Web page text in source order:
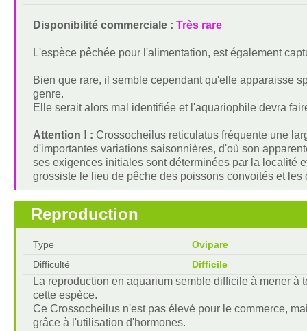
Disponibilité commerciale : Très rare
L'espèce pêchée pour l'alimentation, est également
Bien que rare, il semble cependant qu'elle apparaisse
genre.
Elle serait alors mal identifiée et l'aquariophile devra
Attention ! : Crossocheilus reticulatus fréquente une
d'importantes variations saisonnières, d'où son
ses exigences initiales sont déterminées par la localité
grossiste le lieu de pêche des poissons convoités et
Reproduction
Type
Ovipare
Difficulté
Difficile
La reproduction en aquarium semble difficile à mener
cette espèce.
Ce Crossocheilus n'est pas élevé pour le commerce,
grâce à l'utilisation d'hormones.